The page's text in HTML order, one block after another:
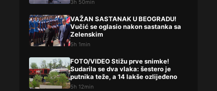
3h 50min
VAŽAN SASTANAK U BEOGRADU!
Vučić se oglasio nakon sastanka sa
Zelenskim
5h 1min
FOTO/VIDEO Stižu prve snimke!
Sudarila se dva vlaka: šestero je
putnika teže, a 14 lakše ozlijeđeno
5h 12min